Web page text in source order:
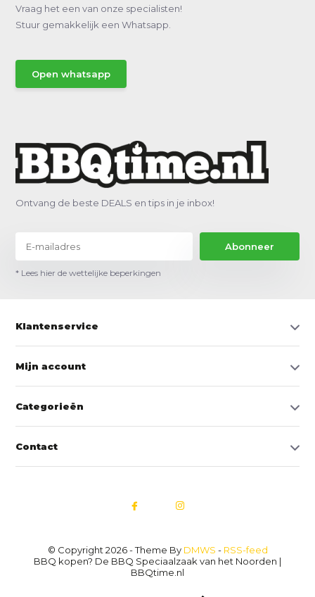
Vraag het een van onze specialisten!
Stuur gemakkelijk een Whatsapp.
Open whatsapp
Ontvang de beste DEALS en tips in je inbox!
Abonneer
* Lees hier de wettelijke beperkingen
Klantenservice
Mijn account
Categorieën
Contact
© Copyright 2026 - Theme By DMWS - RSS-feed
BBQ kopen? De BBQ Speciaalzaak van het Noorden |
BBQtime.nl